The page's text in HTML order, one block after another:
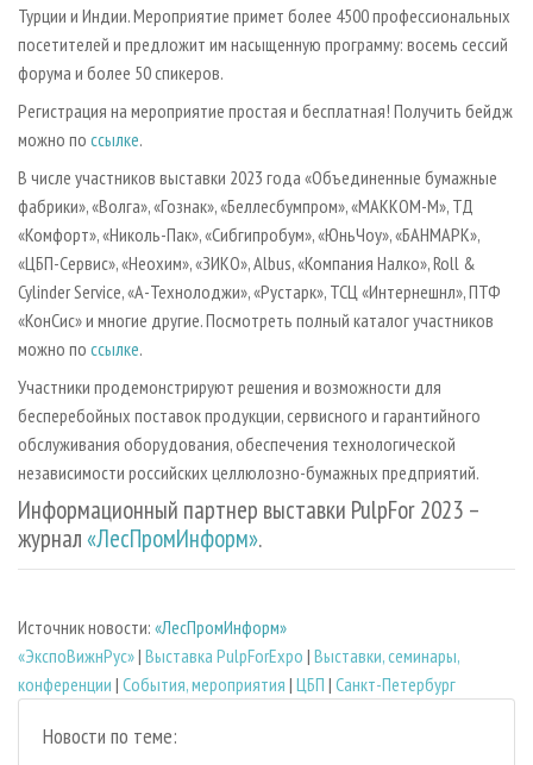
Турции и Индии. Мероприятие примет более 4500 профессиональных
посетителей и предложит им насыщенную программу: восемь сессий
форума и более 50 спикеров.
Регистрация на мероприятие простая и бесплатная! Получить бейдж
можно по ссылке.
В числе участников выставки 2023 года «Объединенные бумажные
фабрики», «Волга», «Гознак», «Беллесбумпром», «MAKKOM-M», ТД
«Комфорт», «Николь-Пак», «Сибгипробум», «ЮньЧоу», «БАНМАРК»,
«ЦБП-Сервис», «Неохим», «ЗИКО», Albus, «Компания Налко», Roll &
Cylinder Service, «А-Технолоджи», «Рустарк», ТСЦ «Интернешнл», ПТФ
«КонСис» и многие другие. Посмотреть полный каталог участников
можно по ссылке.
Участники продемонстрируют решения и возможности для
бесперебойных поставок продукции, сервисного и гарантийного
обслуживания оборудования, обеспечения технологической
независимости российских целлюлозно-бумажных предприятий.
Информационный партнер выставки PulpFor 2023 –
журнал«ЛесПромИнформ».
Источник новости: «ЛесПромИнформ»
«ЭкспоВижнРус»| Выставка PulpForExpo | Выставки, семинары,
конференции | События, мероприятия | ЦБП | Санкт-Петербург
Новости по теме: